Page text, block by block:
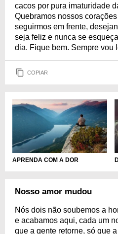
cacos por pura imaturidade
Quebramos nossos
seguirmos em frente,
seja feliz e nunca se
dia. Fique bem. Sempre vou
COPIAR
APRENDA COM A DOR
Nosso amor mudou
Nós dois não soubemos a
e acabamos aqui, cada um
que a gente retorne, só que